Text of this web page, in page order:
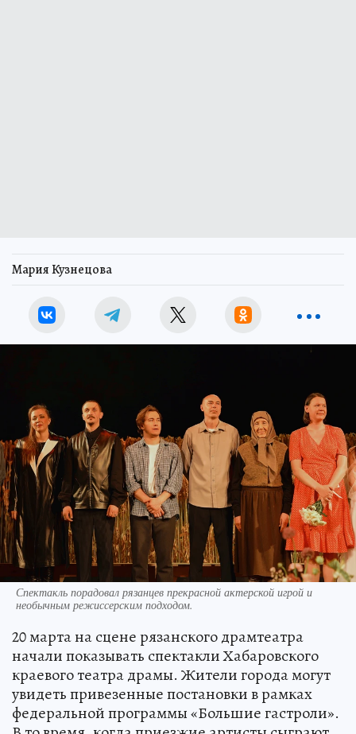
Мария Кузнецова
Спектакль порадовал рязанцев прекрасной актерской игрой и
необычным режиссерским подходом.
20 марта на сцене рязанского драмтеатра
начали показывать спектакли Хабаровского
краевого театра драмы. Жители города могут
увидеть привезенные постановки в рамках
федеральной программы «Большие гастроли».